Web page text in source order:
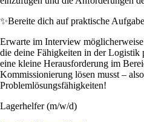
✨Bereite dich auf praktische
Erwarte im Interview
die deine Fähigkeiten in der Logistik
eine kleine Herausforderung im
Kommissionierung lösen musst –
Problemlösungsfähigkeiten!
Lagerhelfer (m/w/d)